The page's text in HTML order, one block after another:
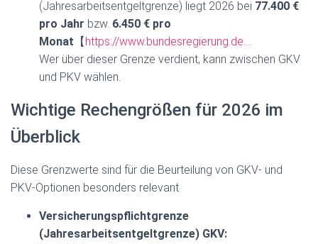
(Jahresarbeitsentgeltgrenze) liegt 2026 bei 77.400 €
pro Jahr bzw. 6.450 € pro
Monat 【 https://www.bundesregierung.de….
Wer über dieser Grenze verdient, kann zwischen GKV
und PKV wählen.
Wichtige Rechengrößen für 2026 im
Überblick
Diese Grenzwerte sind für die Beurteilung von GKV- und
PKV-Optionen besonders relevant
Versicherungspflichtgrenze
(Jahresarbeitsentgeltgrenze) GKV: